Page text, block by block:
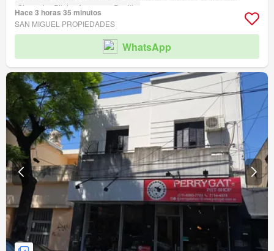
Gimnasio
Pileta Ascensor Parrilla
Hace 3 horas 35 minutos
SAN MIGUEL PROPIEDADES
WhatsApp